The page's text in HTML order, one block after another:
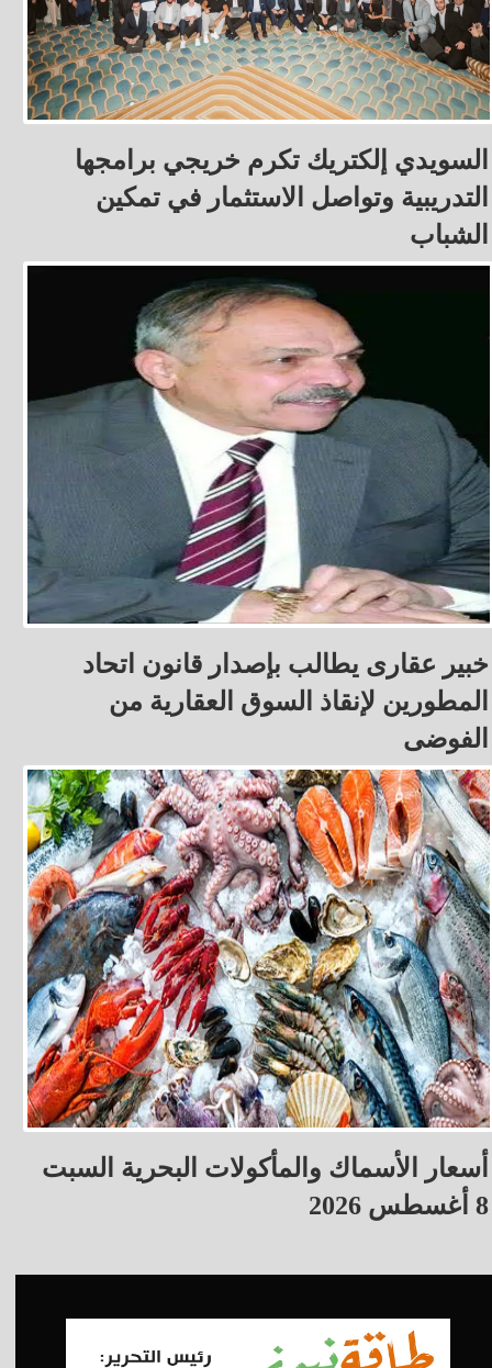
السويدي إلكتريك تكرم خريجي برامجها
التدريبية وتواصل الاستثمار في تمكين
الشباب
خبير عقارى يطالب بإصدار قانون اتحاد
المطورين لإنقاذ السوق العقارية من
الفوضى
أسعار الأسماك والمأكولات البحرية السبت
8 أغسطس 2026